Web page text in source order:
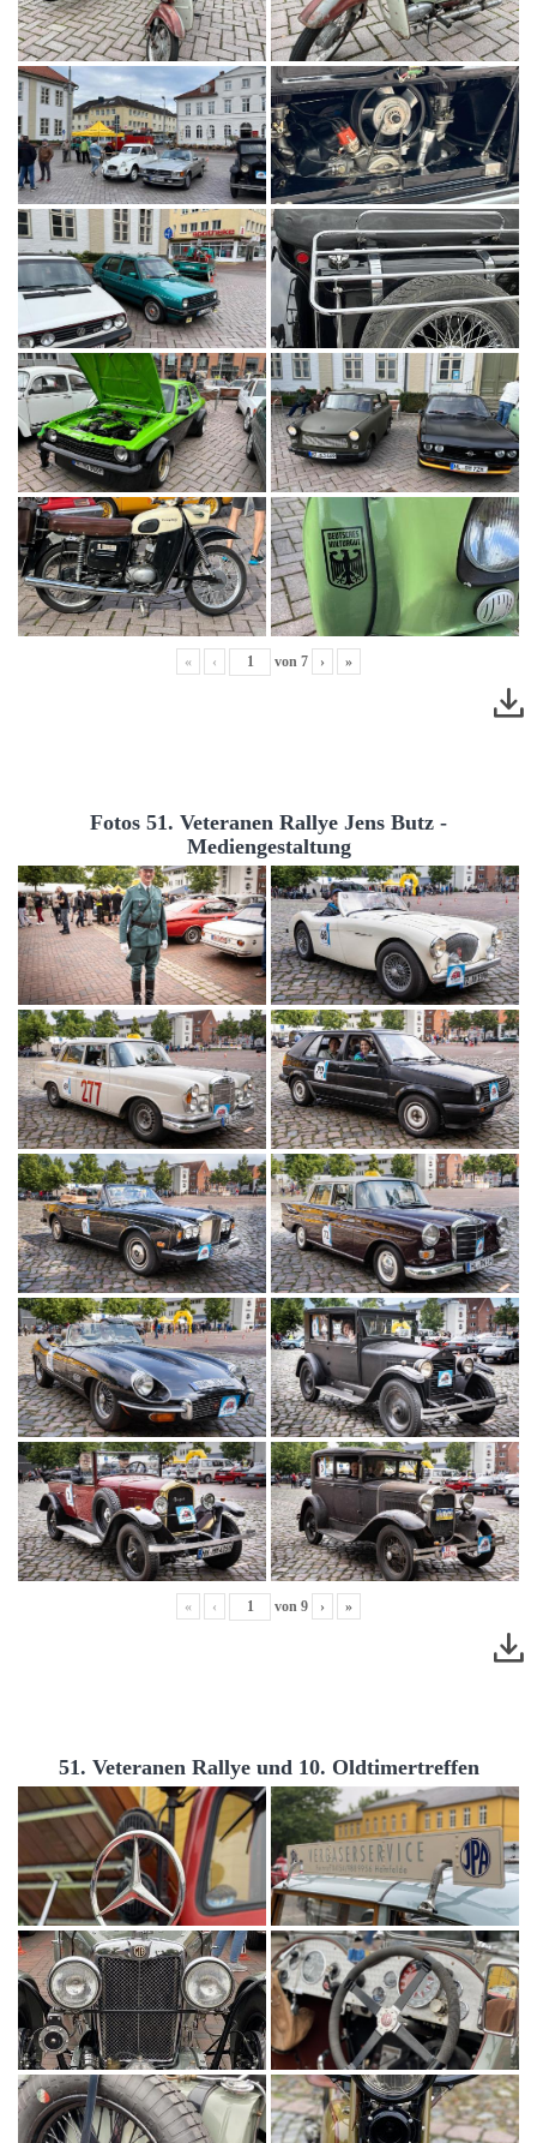
« ‹ von 7 › »
Fotos 51. Veteranen Rallye Jens Butz -
Mediengestaltung
« ‹ von 9 › »
51. Veteranen Rallye und 10. Oldtimertreffen